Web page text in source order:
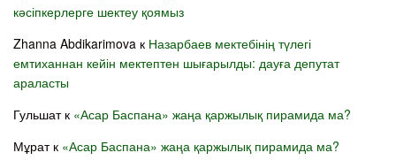
кәсіпкерлерге шектеу қоямыз
Zhanna Abdikarimova к Назарбаев мектебінің түлегі
емтиханнан кейін мектептен шығарылды: дауға депутат
араласты
Гульшатк «Асар Баспана» жаңа қаржылық пирамида ма?
Мұратк «Асар Баспана» жаңа қаржылық пирамида ма?